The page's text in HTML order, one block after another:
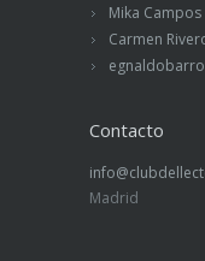
Mika Campos
Carmen
Contacto
Madrid